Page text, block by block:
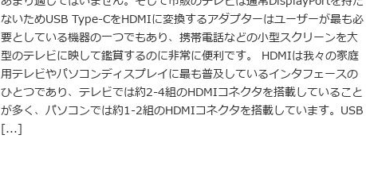
ないためUSB Type-CをHDMIに変換するアダプターはユーザーが最も必
要としている機器の一つでもあり、携帯電話などの小型スクリーンを大
型のテレビに映して鑑賞するのに非常に便利です。 HDMIは我々の家庭
用テレビやパソコンディスプレイに最も普及しているインタフェースの
ひとつであり、テレビでは約2-4組のHDMIコネクタを搭載していること
が多く、パソコンでは約1-2組のHDMIコネクタを搭載しています。USB
[...]